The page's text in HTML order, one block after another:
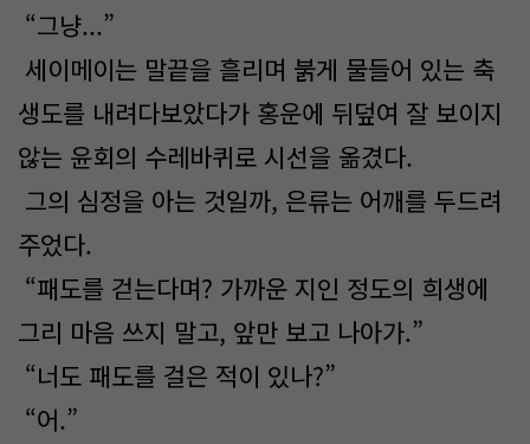
“그냥...”
세이메이는 말끝을 흘리며 붉게 물들어 있는 축
생도를 내려다보았다가 홍운에 뒤덮여 잘 보이지
않는 윤회의 수레바퀴로 시선을 옮겼다.
그의 심정을 아는 것일까, 은류는 어깨를 두드려
주었다.
“패도를 걷는다며? 가까운 지인 정도의 희생에
그리 마음 쓰지 말고, 앞만 보고 나아가.”
“너도 패도를 걸은 적이 있나?”
“어.”